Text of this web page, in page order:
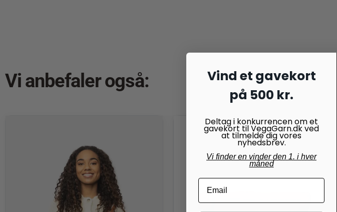
Vi anbefaler også:
Vind et gavekort
på 500 kr.
Deltag i konkurrencen om et
gavekort til VegaGarn.dk ved
at tilmelde dig vores
nyhedsbrev.
Vi finder en vinder den 1. i hver
måned